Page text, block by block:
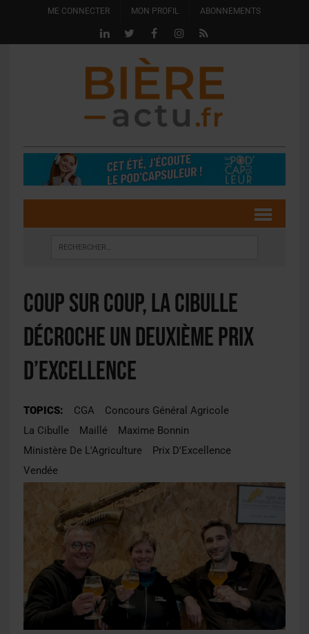
ME CONNECTER MON PROFIL ABONNEMENTS
Coup sur coup, la Cibulle
décroche un deuxième Prix
d’Excellence
TOPICS: CGA
Concours Général Agricole
La Cibulle
Maillé
Maxime Bonnin
Ministère De L'Agriculture
Prix D'Excellence
Vendée